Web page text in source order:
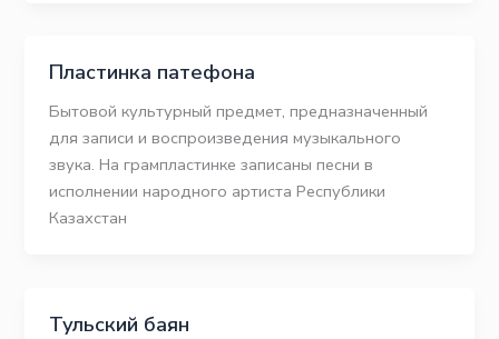
Пластинка патефона
Бытовой культурный предмет, предназначенный
для записи и воспроизведения музыкального
звука. На грампластинке записаны песни в
исполнении народного артиста Республики
Казахстан
Тульский баян